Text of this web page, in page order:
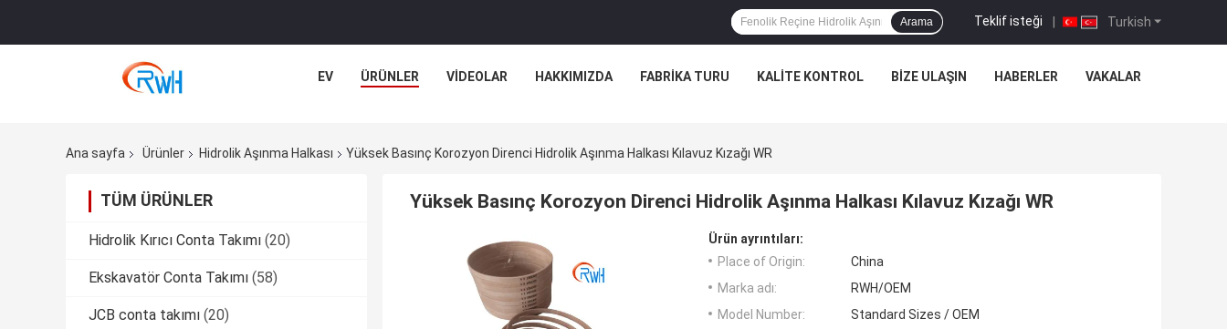
Turkish
Teklif isteği |
Arama
EV ÜRÜNLER VIDEOLAR HAKKIMIZDA FABRIKA TURU KALITE KONTROL BIZE ULAŞIN HABERLER VAKALAR
Ana sayfa Ürünler Hidrolik Aşınma Halkası Yüksek Basınç Korozyon Direnci Hidrolik Aşınma Halkası Kılavuz Kızağı WR
TÜM ÜRÜNLER
Hidrolik Kırıcı Conta Takımı (20)
Ekskavatör Conta Takımı (58)
JCB conta takımı (20)
Yüksek Basınç Korozyon Direnci Hidrolik Aşınma Halkası Kılavuz Kızağı WR
Ürün ayrıntıları:
Place of Origin:
China
Marka adı:
RWH/OEM
Model Number:
Standard Sizes / OEM